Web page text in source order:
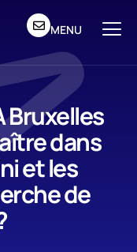
MENU
Bruxelles
dans
et les
de